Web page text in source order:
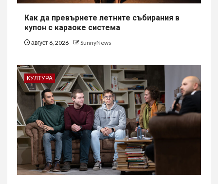
Как да превърнете летните събирания в
купон с караоке система
август 6, 2026 SunnyNews
КУЛТУРА